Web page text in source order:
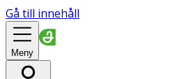
Gå till innehåll
Meny